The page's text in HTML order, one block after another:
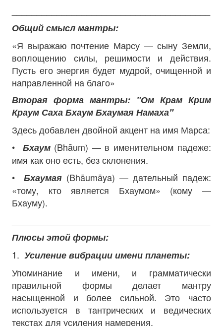
Общий смысл мантры:
«Я выражаю почтение Марсу — сыну Земли,
воплощению силы, решимости и действия.
Пусть его энергия будет мудрой, очищенной и
направленной на благо»
Вторая форма мантры: "Ом Крам Крим
Краум Саха Бхаум Бхаумая Намаха"
Здесь добавлен двойной акцент на имя Марса:
• Бхаум(Bhāum) — в именительном падеже:
имя как оно есть, без склонения.
•Бхаумая (Bhāumāya) — дательный падеж:
«тому, кто является Бхаумом» (кому —
Бхауму).
Плюсы этой формы:
1.Усиление вибрации имени планеты:
Упоминание и имени, и грамматически
правильной формы делает мантру
насыщенной и более сильной. Это часто
используется в тантрических и ведических
текстах для усиления намерения.